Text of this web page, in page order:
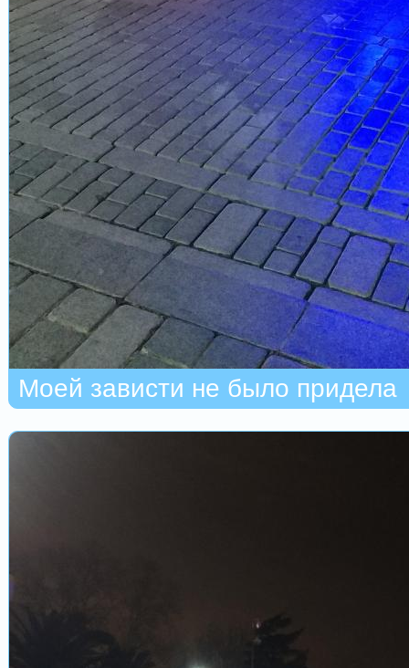
Моей зависти не было придела